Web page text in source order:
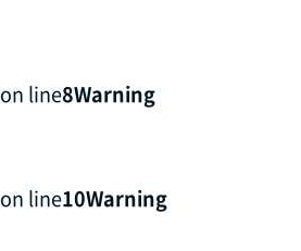
on line8Warning
on line10Warning